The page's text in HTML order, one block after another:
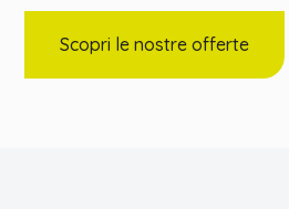
Scopri le nostre offerte